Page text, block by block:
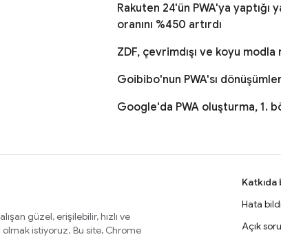
Rakuten 24'ün PWA'ya yaptığı
oranını %450 artırdı
ZDF, çevrimdışı ve koyu
Goibibo'nun PWA'sı
Google'da PWA oluşturma, 1.
güzel, erişilebilir, hızlı ve
istiyoruz. Bu site, Chrome
Katkıda
Hata
Açık